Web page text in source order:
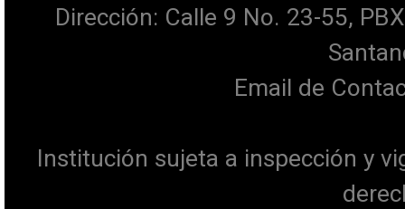
Dirección: Calle 9 No. 23-55,
Email de
Institución sujeta a inspección y